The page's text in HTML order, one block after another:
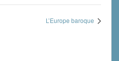
L’Europe baroque